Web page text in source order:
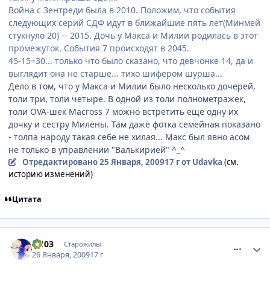
Война с Зентреди была в 2010. Положим, что события
следующих серий СДФ идут в ближайшие пять лет(Минмей
стукнуло 20) -- 2015. Дочь у Макса и Милии родилась в этот
промежуток. События 7 происходят в 2045.
45-15=30... только что было сказано, что девчонке 14, да и
выглядит она не старше... тихо шифером шурша...
Дело в том, что у Макса и Милии было несколько дочерей,
толи три, толи четыре. В одной из толи полнометражек,
толи OVA-шек Macross 7 можно встретить еще одну их
дочку и сестру Милены. Там даже фотка семейная показано
- толпа народу такая себе не хилая... Макс был явно асом
не только в управлении "Валькирией" ^_^
Отредактировано25 Января, 200917 гот Udavka (см.
историю изменений)
Цитата
al103 Старожилы
26 Января, 200917 г